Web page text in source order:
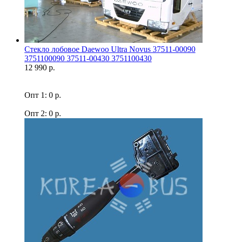
Стекло лобовое Daewoo Ultra Novus 37511-00090
3751100090 37511-00430 3751100430
12 990 р.
Опт 1: 0 р.
Опт 2: 0 р.